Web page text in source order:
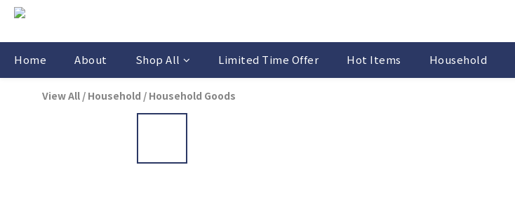
Home About Shop All Limited Time Offer Hot Items Household
View All / Household / Household Goods